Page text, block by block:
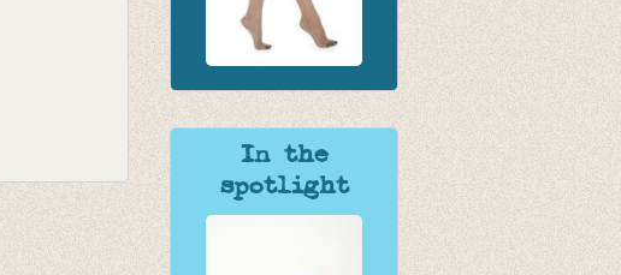
In the
spotlight